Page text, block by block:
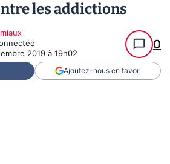
les addictions
2019 à 19h02
0
Ajoutez-nous en favori